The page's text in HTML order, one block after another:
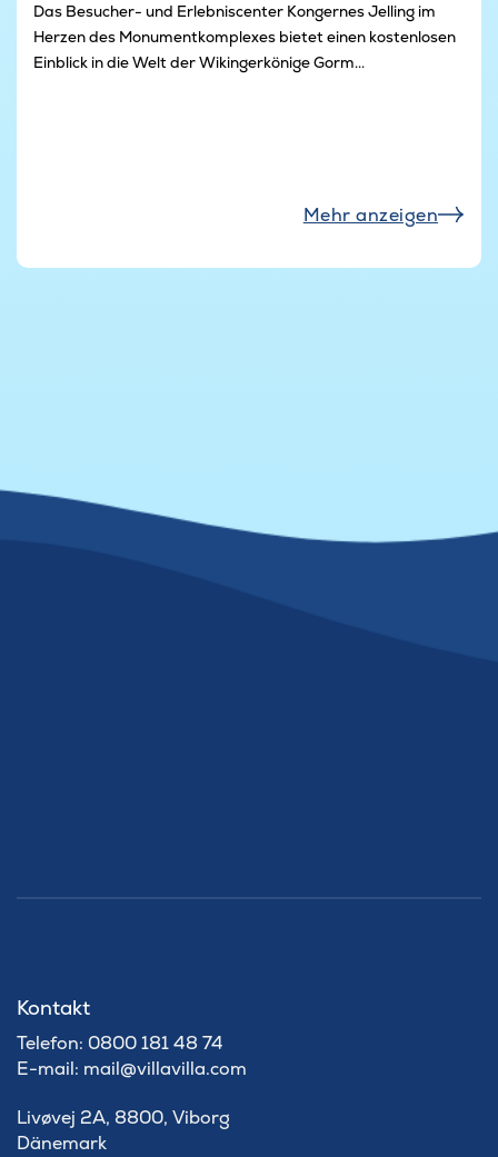
Das Besucher- und Erlebniscenter Kongernes Jelling im
Herzen des Monumentkomplexes bietet einen kostenlosen
Einblick in die Welt der Wikingerkönige Gorm...
Mehr anzeigen
Kontakt
Telefon: 0800 181 48 74
E-mail: mail@villavilla.com
Livøvej 2A, 8800, Viborg
Dänemark